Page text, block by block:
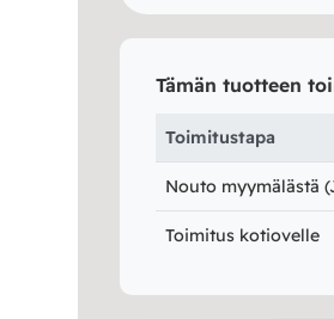
Tämän tuotteen
Toimitustapa
Nouto myymälästä
Toimitus kotiovelle